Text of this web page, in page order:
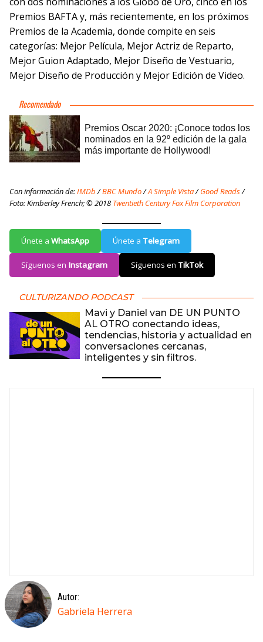
Premios BAFTA y, más recientemente, en los próximos
Premios de la Academia, donde compite en seis
categorías: Mejor Película, Mejor Actriz de Reparto,
Mejor Guion Adaptado, Mejor Diseño de Vestuario,
Mejor Diseño de Producción y Mejor Edición de Video.
Con información de:IMDb/BBC Mundo/A Simple Vista/Good Reads/
Foto: Kimberley French; © 2018 Twentieth Century Fox Film Corporation
Únete a WhatsApp Únete a Telegram
Síguenos en Instagram Síguenos en TikTok
CULTURIZANDO PODCAST
Mavi y Daniel van DE UN PUNTO
AL OTRO conectando ideas,
tendencias, historia y actualidad en
conversaciones cercanas,
inteligentes y sin filtros.
Autor:
Gabriela Herrera